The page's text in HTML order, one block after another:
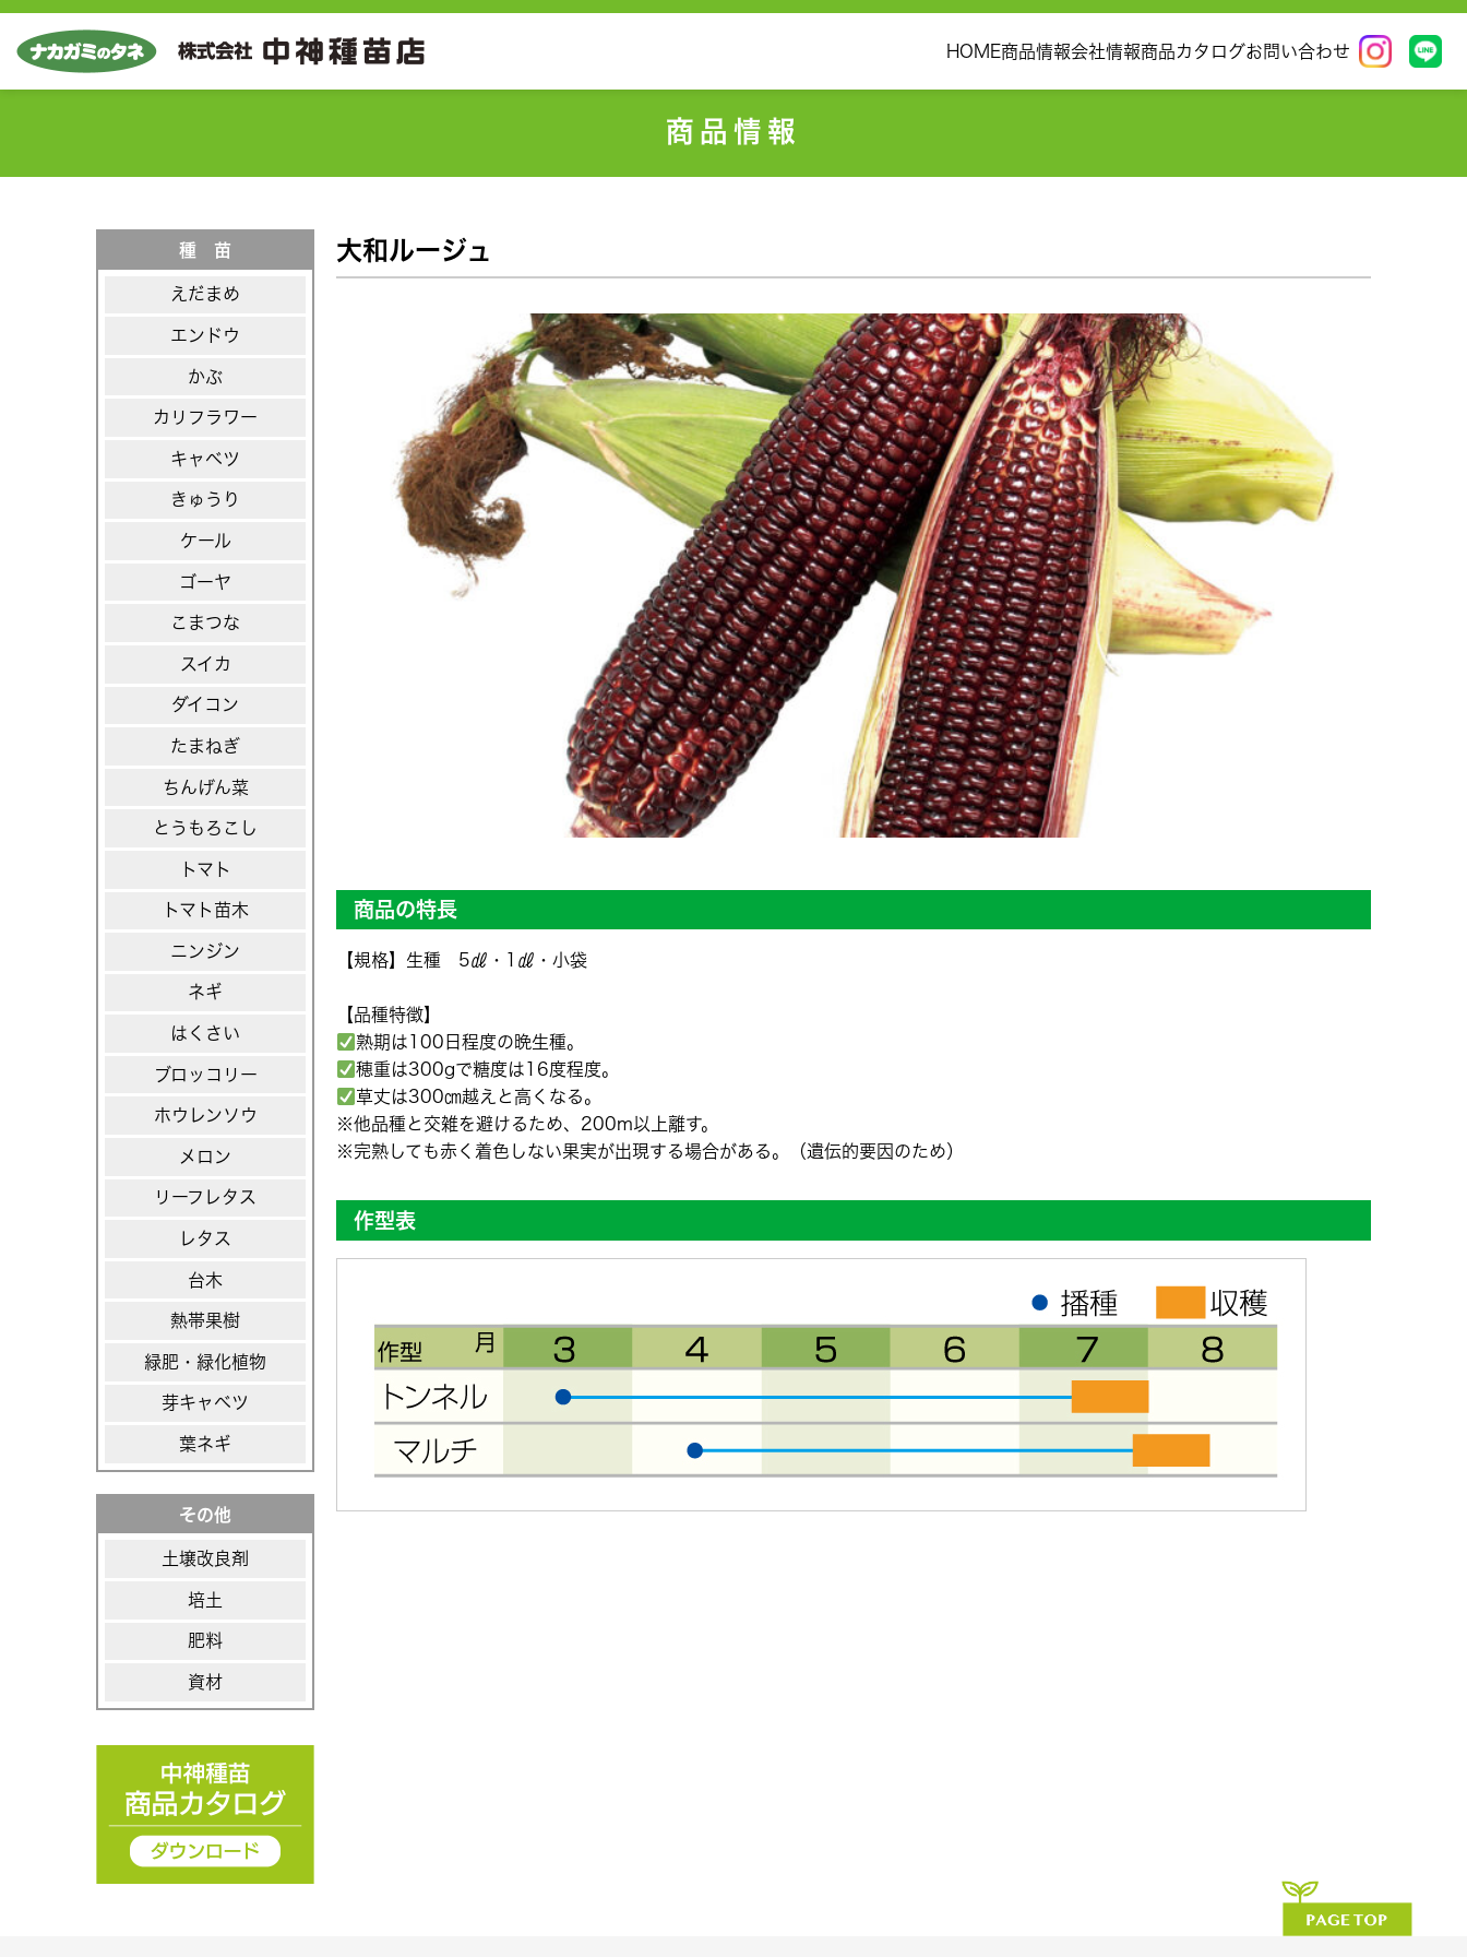
HOME商品情報会社情報商品カタログお問い合わせ
商品情報
種 苗
えだまめ
エンドウ
かぶ
カリフラワー
キャベツ
きゅうり
ケール
ゴーヤ
こまつな
スイカ
ダイコン
たまねぎ
ちんげん菜
とうもろこし
トマト
トマト苗木
ニンジン
ネギ
はくさい
ブロッコリー
ホウレンソウ
メロン
リーフレタス
レタス
台木
熱帯果樹
緑肥・緑化植物
芽キャベツ
葉ネギ
その他
土壌改良剤
培土
肥料
資材
大和ルージュ
商品の特長
【規格】生種 5㎗・1㎗・小袋
【品種特徴】
熟期は100日程度の晩生種。
穂重は300gで糖度は16度程度。
草丈は300㎝越えと高くなる。
※他品種と交雑を避けるため、200m以上離す。
※完熟しても赤く着色しない果実が出現する場合がある。（遺伝的要因のため）
作型表